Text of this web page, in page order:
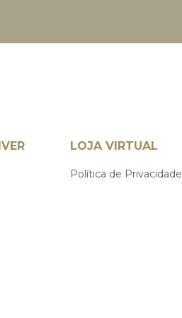
LOJA VIRTUAL
Política de Privacidade